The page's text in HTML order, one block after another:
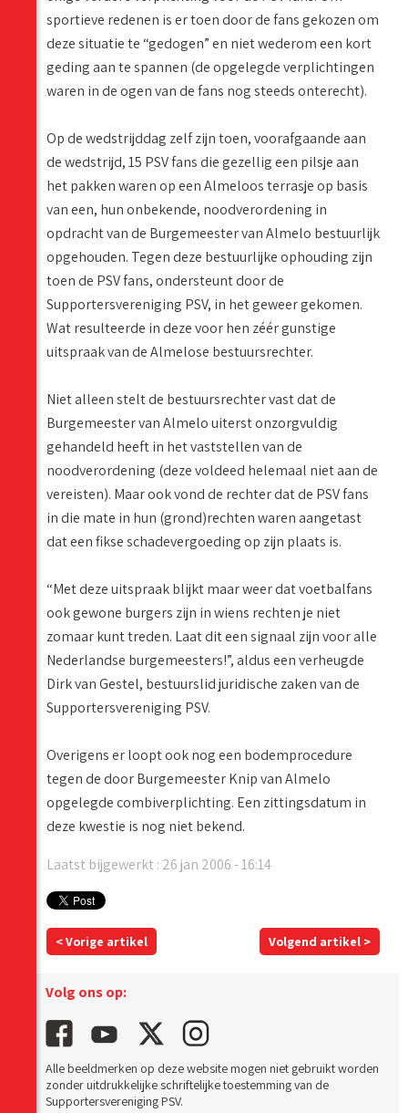
sportieve redenen is er toen door de fans gekozen om
deze situatie te “gedogen” en niet wederom een kort
geding aan te spannen (de opgelegde verplichtingen
waren in de ogen van de fans nog steeds onterecht).
Op de wedstrijddag zelf zijn toen, voorafgaande aan
de wedstrijd, 15 PSV fans die gezellig een pilsje aan
het pakken waren op een Almeloos terrasje op basis
van een, hun onbekende, noodverordening in
opdracht van de Burgemeester van Almelo bestuurlijk
opgehouden. Tegen deze bestuurlijke ophouding zijn
toen de PSV fans, ondersteunt door de
Supportersvereniging PSV, in het geweer gekomen.
Wat resulteerde in deze voor hen zéér gunstige
uitspraak van de Almelose bestuursrechter.
Niet alleen stelt de bestuursrechter vast dat de
Burgemeester van Almelo uiterst onzorgvuldig
gehandeld heeft in het vaststellen van de
noodverordening (deze voldeed helemaal niet aan de
vereisten). Maar ook vond de rechter dat de PSV fans
in die mate in hun (grond)rechten waren aangetast
dat een fikse schadevergoeding op zijn plaats is.
“Met deze uitspraak blijkt maar weer dat voetbalfans
ook gewone burgers zijn in wiens rechten je niet
zomaar kunt treden. Laat dit een signaal zijn voor alle
Nederlandse burgemeesters!”, aldus een verheugde
Dirk van Gestel, bestuurslid juridische zaken van de
Supportersvereniging PSV.
Overigens er loopt ook nog een bodemprocedure
tegen de door Burgemeester Knip van Almelo
opgelegde combiverplichting. Een zittingsdatum in
deze kwestie is nog niet bekend.
Laatst bijgewerkt : 26 jan 2006 - 16:14
< Vorige artikel Volgend artikel >
Volg ons op:
Alle beeldmerken op deze website mogen niet gebruikt worden
zonder uitdrukkelijke schriftelijke toestemming van de
Supportersvereniging PSV.